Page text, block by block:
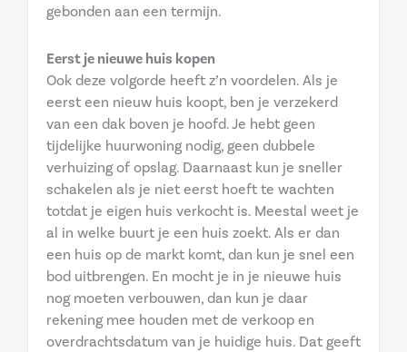
gebonden aan een termijn.
Eerst je nieuwe huis kopen
Ook deze volgorde heeft z’n voordelen. Als je
eerst een nieuw huis koopt, ben je verzekerd
van een dak boven je hoofd. Je hebt geen
tijdelijke huurwoning nodig, geen dubbele
verhuizing of opslag. Daarnaast kun je sneller
schakelen als je niet eerst hoeft te wachten
totdat je eigen huis verkocht is. Meestal weet je
al in welke buurt je een huis zoekt. Als er dan
een huis op de markt komt, dan kun je snel een
bod uitbrengen. En mocht je in je nieuwe huis
nog moeten verbouwen, dan kun je daar
rekening mee houden met de verkoop en
overdrachtsdatum van je huidige huis. Dat geeft